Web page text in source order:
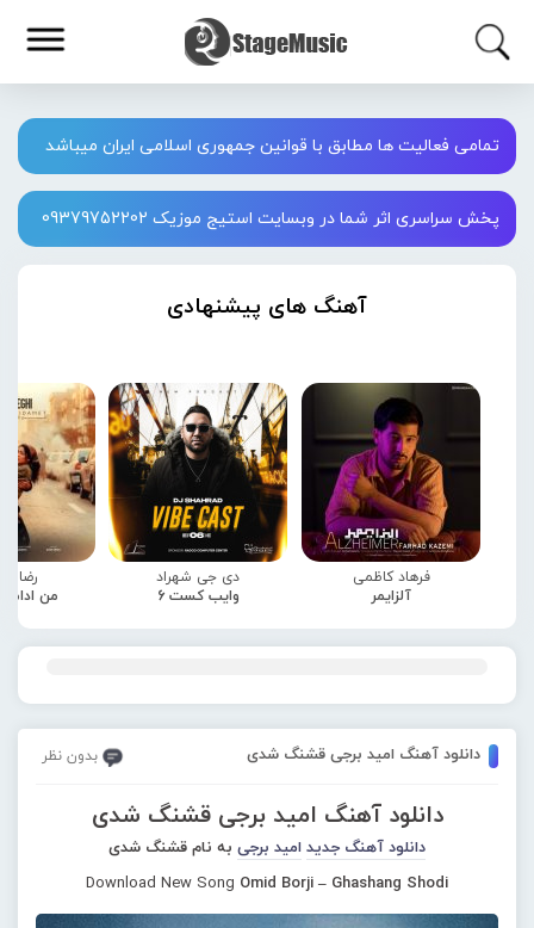
تمامی فعالیت ها مطابق با قوانین جمهوری اسلامی ایران میباشد
پخش سراسری اثر شما در وبسایت استیج موزیک 09379752202
آهنگ های پیشنهادی
فرهاد کاظمی
آلزایمر
دی جی شهراد
وایب کست 6
رضا
من
دانلود آهنگ امید برجی قشنگ شدی بدون نظر
دانلود آهنگ امید برجی قشنگ شدی
دانلود آهنگ جدید امید برجی به نام قشنگ شدی
Download New Song Omid Borji – Ghashang Shodi